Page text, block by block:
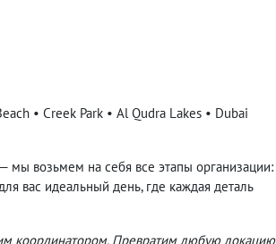
• Creek Park • Al Qudra Lakes • Dubai
мы возьмем на себя все этапы организации:
вас идеальный день, где каждая деталь
координатором. Превратим любую локацию